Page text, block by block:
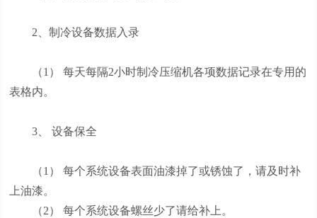
2、制冷设备数据入录
（1） 每天每隔2小时制冷压缩机各项数据记录在专用的
表格内。
3、 设备保全
（1） 每个系统设备表面油漆掉了或锈蚀了，请及时补
上油漆。
（2） 每个系统设备螺丝少了请给补上。